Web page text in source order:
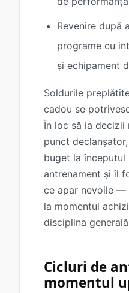
Revenire după
programe cu
și echipament
Soldurile
cadou se
În loc să ia decizii
punct
buget la începutul
antrenament și îl
ce apar nevoile —
la momentul
disciplina
Cicluri de
momentul